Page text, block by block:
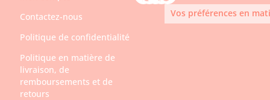
Contactez-nous
Politique de confidentialité
Politique en matière de
livraison, de
remboursements et de
retours
Vos préférences en